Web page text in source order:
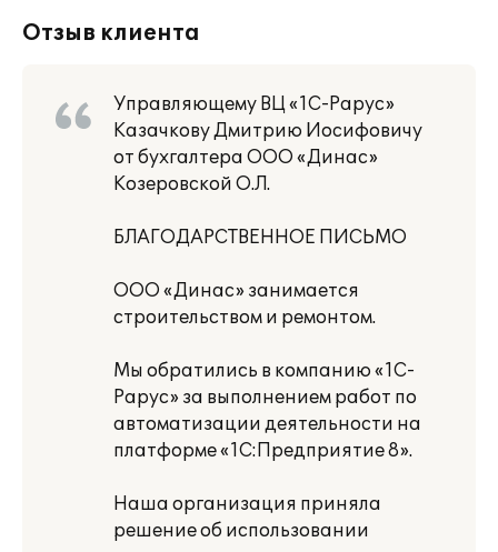
Отзыв клиента
Управляющему ВЦ «1С-Рарус»
Казачкову Дмитрию Иосифовичу
от бухгалтера ООО «Динас»
Козеровской О.Л.
БЛАГОДАРСТВЕННОЕ ПИСЬМО
ООО «Динас» занимается
строительством и ремонтом.
Мы обратились в компанию «1С-
Рарус» за выполнением работ по
автоматизации деятельности на
платформе «1С:Предприятие 8».
Наша организация приняла
решение об использовании